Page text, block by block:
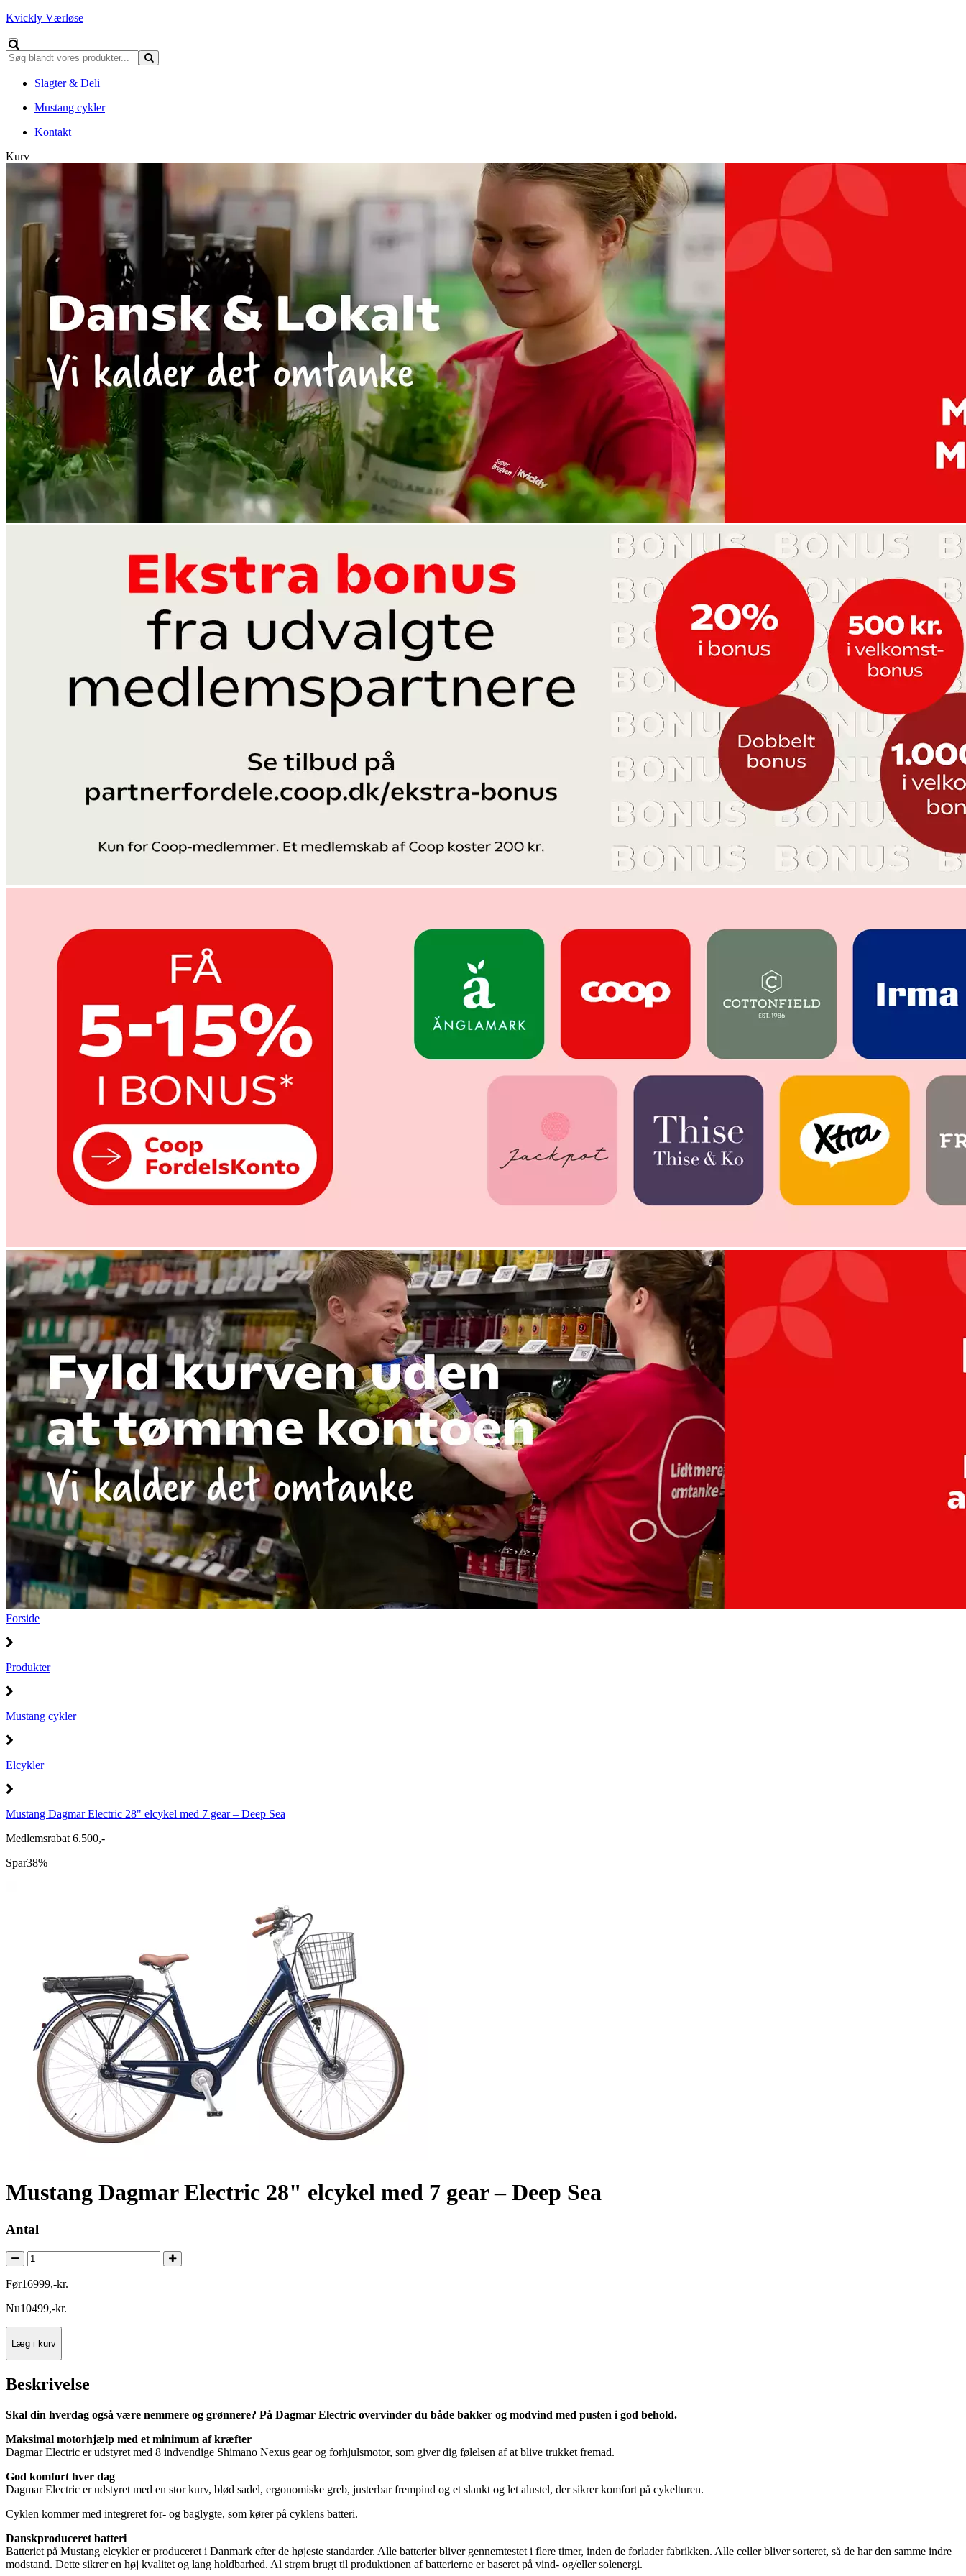
Kvickly Værløse
Slagter & Deli
Mustang cykler
Kontakt
Kurv
Forside
Produkter
Mustang cykler
Elcykler
Mustang Dagmar Electric 28" elcykel med 7 gear – Deep Sea
Medlemsrabat 6.500,-
Spar38%
Mustang Dagmar Electric 28" elcykel med 7 gear – Deep Sea
Antal
Før16999,-kr.
Nu10499,-kr.
Læg i kurv
Beskrivelse
Skal din hverdag også være nemmere og grønnere? På Dagmar Electric overvinder du både bakker og modvind med pusten i god behold.
Maksimal motorhjælp med et minimum af kræfter
Dagmar Electric er udstyret med 8 indvendige Shimano Nexus gear og forhjulsmotor, som giver dig følelsen af at blive trukket fremad.
God komfort hver dag
Dagmar Electric er udstyret med en stor kurv, blød sadel, ergonomiske greb, justerbar frempind og et slankt og let alustel, der sikrer komfort på cykelturen.
Cyklen kommer med integreret for- og baglygte, som kører på cyklens batteri.
Danskproduceret batteri
Batteriet på Mustang elcykler er produceret i Danmark efter de højeste standarder. Alle batterier bliver gennemtestet i flere timer, inden de forlader fabrikken. Alle celler bliver sorteret, så de har den samme indre
modstand. Dette sikrer en høj kvalitet og lang holdbarhed. Al strøm brugt til produktionen af batterierne er baseret på vind- og/eller solenergi.